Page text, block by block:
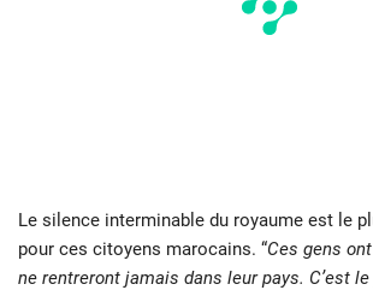
Le silence interminable du royaume est le
pour ces citoyens marocains. “Ces gens
ne rentreront jamais dans leur pays. C’est